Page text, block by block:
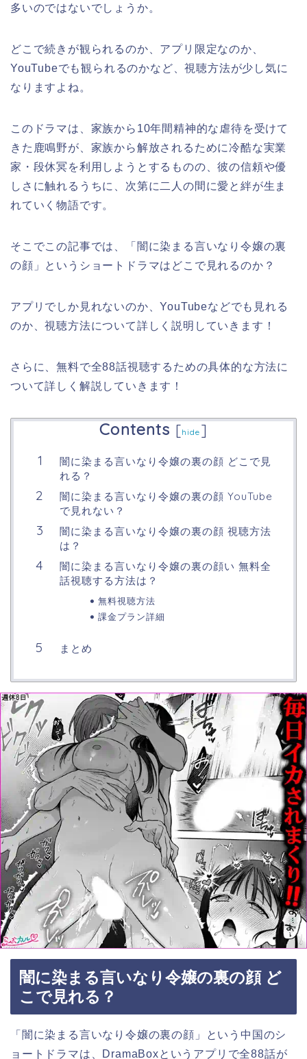
多いのではないでしょうか。
どこで続きが観られるのか、アプリ限定なのか、
YouTubeでも観られるのかなど、視聴方法が少し気に
なりますよね。
このドラマは、家族から10年間精神的な虐待を受けて
きた鹿鳴野が、家族から解放されるために冷酷な実業
家・段休冥を利用しようとするものの、彼の信頼や優
しさに触れるうちに、次第に二人の間に愛と絆が生ま
れていく物語です。
そこでこの記事では、「闇に染まる言いなり令嬢の裏
の顔」というショートドラマはどこで見れるのか？
アプリでしか見れないのか、YouTubeなどでも見れる
のか、視聴方法について詳しく説明していきます！
さらに、無料で全88話視聴するための具体的な方法に
ついて詳しく解説していきます！
Contents [hide ]
闇に染まる言いなり令嬢の裏の顔 どこで見
れる？
闇に染まる言いなり令嬢の裏の顔 YouTube
で見れない？
闇に染まる言いなり令嬢の裏の顔 視聴方法
は？
闇に染まる言いなり令嬢の裏の顔い 無料全
話視聴する方法は？
無料視聴方法
課金プラン詳細
まとめ
闇に染まる言いなり令嬢の裏の顔 ど
こで見れる？
「闇に染まる言いなり令嬢の裏の顔」という中国のシ
ョートドラマは、DramaBoxというアプリで全88話が